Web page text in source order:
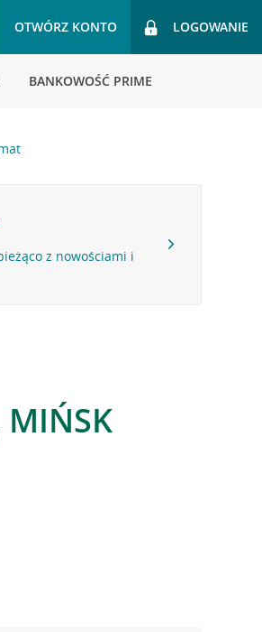
OTWÓRZ KONTO LOGOWANIE
BANKOWOŚĆ PRIME
z nowościami i
MIŃSK